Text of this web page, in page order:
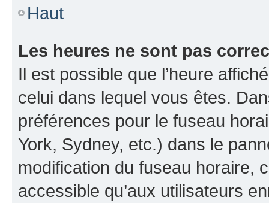
Haut
Les heures ne sont pas
Il est possible que l’heure
celui dans lequel vous êtes.
préférences pour le fuseau
York, Sydney, etc.) dans le
modification du fuseau horaire,
accessible qu’aux utilisateurs